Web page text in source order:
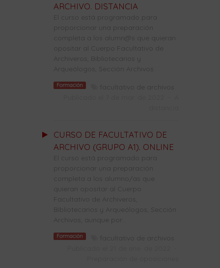
ARCHIVO. DISTANCIA
El curso está programado para
proporcionar una preparación
completa a los alumn@s que quieran
opositar al Cuerpo Facultativo de
Archiveros, Bibliotecarios y
Arqueólogos, Sección Archivos.
Formación
facultativo de archivos
CURSO DE FACULTATIVO DE
ARCHIVO (GRUPO A1). ONLINE
El curso está programado para
proporcionar una preparación
completa a los alumno/as que
quieran opositar al Cuerpo
Facultativo de Archiveros,
Bibliotecarios y Arqueólogos, Sección
Archivos, aunque por...
Formación
facultativo de archivos